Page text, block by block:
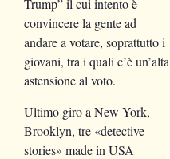
Trump” il cui intento è
convincere la gente ad
andare a votare, soprattutto i
giovani, tra i quali c’è un’alta
astensione al voto.
Ultimo giro a New York,
Brooklyn, tre «detective
stories» made in USA